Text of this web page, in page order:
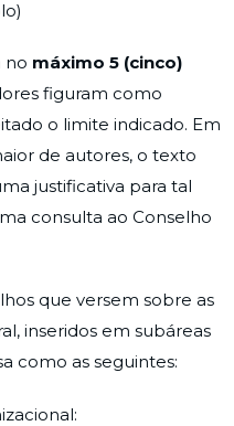
no máximo 5 (cinco)
figuram como
o limite indicado. Em
de autores, o texto
justificativa para tal
consulta ao Conselho
que versem sobre as
inseridos em subáreas
como as seguintes: